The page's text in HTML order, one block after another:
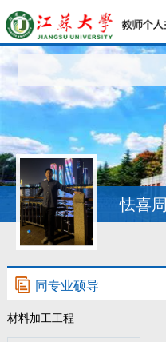
科学研究
教学研究
获奖信息
招生信息
学生信息
我的相册
怯喜周
同专业硕导
材料加工工程